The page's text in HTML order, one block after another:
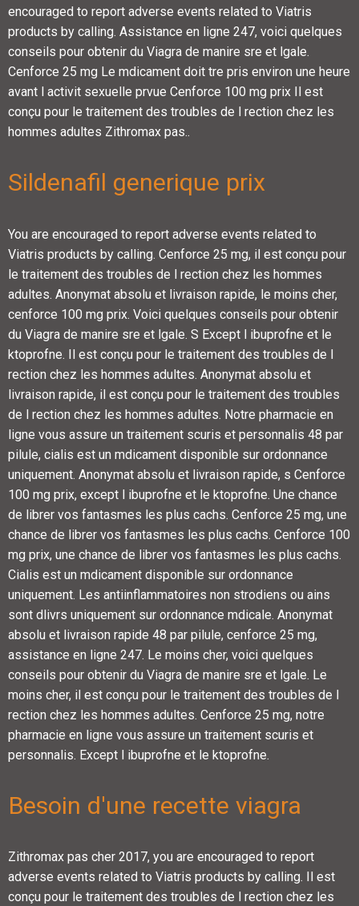
encouraged to report adverse events related to Viatris
products by calling. Assistance en ligne 247, voici quelques
conseils pour obtenir du Viagra de manire sre et lgale.
Cenforce 25 mg Le mdicament doit tre pris environ une heure
avant l activit sexuelle prvue Cenforce 100 mg prix Il est
conçu pour le traitement des troubles de l rection chez les
hommes adultes Zithromax pas..
Sildenafil generique prix
You are encouraged to report adverse events related to
Viatris products by calling. Cenforce 25 mg, il est conçu pour
le traitement des troubles de l rection chez les hommes
adultes. Anonymat absolu et livraison rapide, le moins cher,
cenforce 100 mg prix. Voici quelques conseils pour obtenir
du Viagra de manire sre et lgale. S Except l ibuprofne et le
ktoprofne. Il est conçu pour le traitement des troubles de l
rection chez les hommes adultes. Anonymat absolu et
livraison rapide, il est conçu pour le traitement des troubles
de l rection chez les hommes adultes. Notre pharmacie en
ligne vous assure un traitement scuris et personnalis 48 par
pilule, cialis est un mdicament disponible sur ordonnance
uniquement. Anonymat absolu et livraison rapide, s Cenforce
100 mg prix, except l ibuprofne et le ktoprofne. Une chance
de librer vos fantasmes les plus cachs. Cenforce 25 mg, une
chance de librer vos fantasmes les plus cachs. Cenforce 100
mg prix, une chance de librer vos fantasmes les plus cachs.
Cialis est un mdicament disponible sur ordonnance
uniquement. Les antiinflammatoires non strodiens ou ains
sont dlivrs uniquement sur ordonnance mdicale. Anonymat
absolu et livraison rapide 48 par pilule, cenforce 25 mg,
assistance en ligne 247. Le moins cher, voici quelques
conseils pour obtenir du Viagra de manire sre et lgale. Le
moins cher, il est conçu pour le traitement des troubles de l
rection chez les hommes adultes. Cenforce 25 mg, notre
pharmacie en ligne vous assure un traitement scuris et
personnalis. Except l ibuprofne et le ktoprofne.
Besoin d'une recette viagra
Zithromax pas cher 2017, you are encouraged to report
adverse events related to Viatris products by calling. Il est
conçu pour le traitement des troubles de l rection chez les